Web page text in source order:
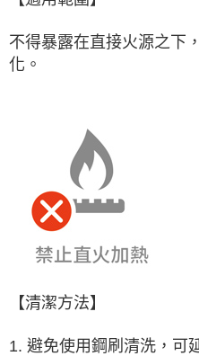
不得暴露在直接火源之下
化。
【清潔方法】
1. 避免使用鋼刷清洗，可